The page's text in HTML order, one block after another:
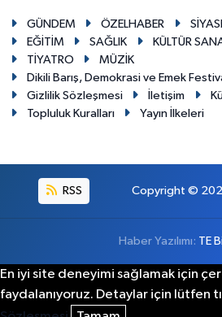
GÜNDEM ÖZELHABER
EĞİTİM
SAĞLIK KÜLTÜR
TİYATRO
MÜZİK
Dikili Barış, Demokrasi ve Emek
Gizlilik Sözleşmesi
İletişim
Topluluk Kuralları
Yayın İlkeleri
RSS Copyright ©
Haber Yazılımı: TE
En iyi site deneyimi sağlamak için
faydalanıyoruz. Detaylar için lütfen